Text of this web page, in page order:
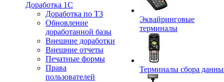
Доработка 1С
Доработка по ТЗ
Обновление
доработанной базы
Внешние доработки
Внешние отчеты
Печатные формы
Права
пользователей
Эквайринговые
терминалы
Терминалы сбора